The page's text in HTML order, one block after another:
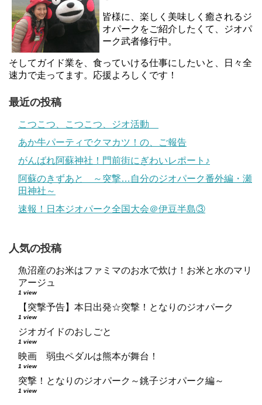
皆様に、楽しく美味しく癒されるジ
オパークをご紹介したくて、ジオパ
ーク武者修行中。
そしてガイド業を、食っていける仕事にしたいと、日々全
速力で走ってます。応援よろしくです！
最近の投稿
こつこつ、こつこつ、ジオ活動
あか牛パーティでクマカツ！の、ご報告
がんばれ阿蘇神社！門前街にぎわいレポート♪
阿蘇のきずあと ～突撃…自分のジオパーク番外編・瀬
田神社～
速報！日本ジオパーク全国大会＠伊豆半島③
人気の投稿
魚沼産のお米はファミマのお水で炊け！お米と水のマリ
アージュ
1 view
【突撃予告】本日出発☆突撃！となりのジオパーク
1 view
ジオガイドのおしごと
1 view
映画 弱虫ペダルは熊本が舞台！
1 view
突撃！となりのジオパーク～銚子ジオパーク編～
1 view